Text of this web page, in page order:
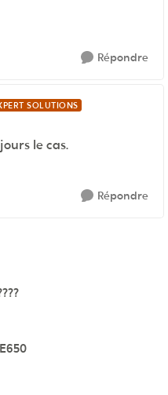
Répondre
SOLUTIONS
le cas.
Répondre